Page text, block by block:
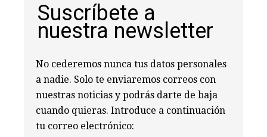
Suscríbete a
nuestra newsletter
No cederemos nunca tus datos personales
a nadie. Solo te enviaremos correos con
nuestras noticias y podrás darte de baja
cuando quieras. Introduce a continuación
tu correo electrónico: